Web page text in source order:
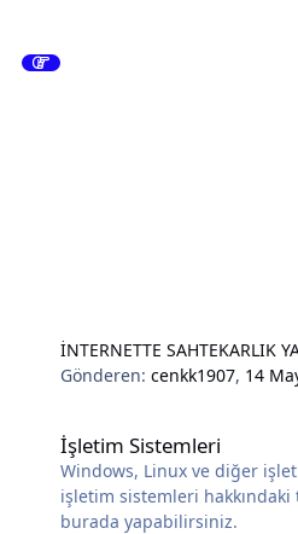
İNTERNETTE SAHTEKARLIK
Gönderen:cenkk1907, 14
İşletim Sistemleri
Windows, Linux ve diğer
işletim sistemleri hakkındaki
burada yapabilirsiniz.